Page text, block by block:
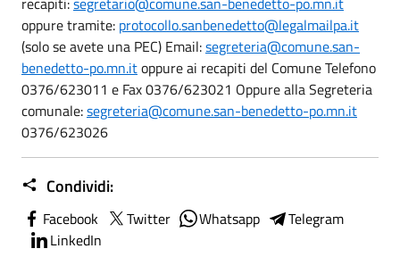
oppure tramite: protocollo.sanbenedetto@legalmailpa.it
(solo se avete una PEC) Email:segreteria@comune.san-
benedetto-po.mn.itoppure ai recapiti del Comune Telefono
0376/623011 e Fax 0376/623021 Oppure alla Segreteria
comunale:segreteria@comune.san-benedetto-po.mn.it
0376/623026
Condividi:
Facebook Twitter Whatsapp
Telegram
LinkedIn